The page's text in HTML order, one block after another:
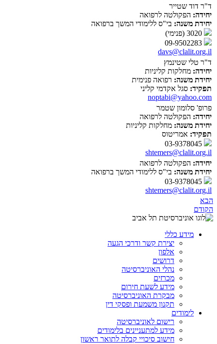
ד"ר דוד שטייר
יחידה: הפקולטה לרפואה
יחידת משנה: בי"ס ללימודי המשך ברפואה
davs@clalit.org.il
ד"ר טלי שטינמץ
יחידה: מחלקות קליניות
יחידת משנה: רפואה פנימית
תפקיד: סגל אקדמי קליני
noptabi@yahoo.com
פרופ' סלומון שטמר
יחידה: הפקולטה לרפואה
יחידת משנה: מחלקות קליניות
תפקיד: אמריטוס
shtemers@clalit.org.il
יחידה: הפקולטה לרפואה
יחידת משנה: בי"ס ללימודי המשך ברפואה
shtemers@clalit.org.il
הבא
הקודם
מידע כללי
יצירת קשר ודרכי הגעה
אלפון
דרושים
נהלי האוניברסיטה
מכרזים
מידע לשעת חירום
מבקרת האוניברסיטה
תקנון משמעת ופסקי דין
לימודים
רישום לאוניברסיטה
מידע למתעניינים בלימודים
חישוב סיכויי קבלה לתואר ראשון